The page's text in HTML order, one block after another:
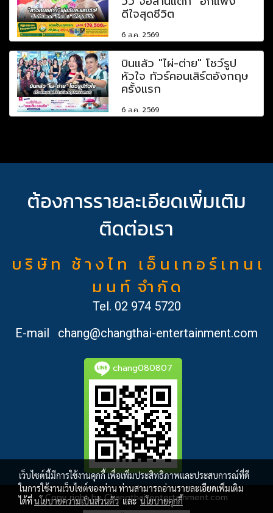
ดีใจสุดชีวิต
6 ส.ค. 2569
บินแล้ว "ไผ่-ต่าย" โชว์รูป
หัวใจ ทัวร์คอนเสิร์ตอังกฤษ
ครั้งแรก
6 ส.ค. 2569
ต้องการรายละเอียดเพิ่มเติม
ติดต่อเรา
บ ริ ษั ท ช้ า ง ไ ท เ อ็ น เ ท อ ร์ เ ท น เ
ม น ท์ จำ กั ด
Tel. 02 974 5720
E-mail
chang@changthai-entertainment.com
chang080807
Copy right by Changthai-entertainment.com
เว็บไซต์นี้มีการใช้งานคุกกี้ เพื่อเพิ่มประสิทธิภาพและประสบการณ์ที่ดี
ในการใช้งานเว็บไซต์ของท่าน ท่านสามารถอ่านรายละเอียดเพิ่มเติม
ได้ที่นโยบายความเป็นส่วนตัวและนโยบายคุกกี้